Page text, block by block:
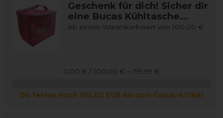
Geschenk für dich! Sicher dir
eine Bucas Kühltasche...
Ab einem Warenkorbwert von 100,00 €
0,00 € / 100,00 € – 199,99 €
Dir fehlen noch 100,00 EUR bis zum Gratis-Artikel